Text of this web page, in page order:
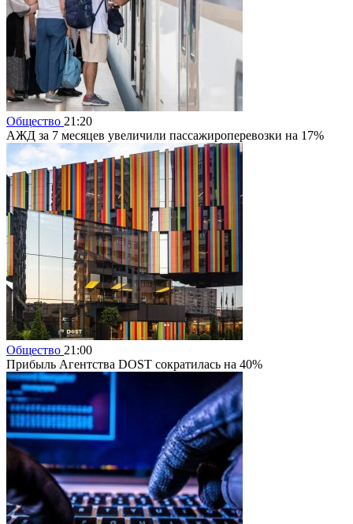
Общество 21:20
АЖД за 7 месяцев увеличили пассажироперевозки на 17%
Общество 21:00
Прибыль Агентства DOST сократилась на 40%